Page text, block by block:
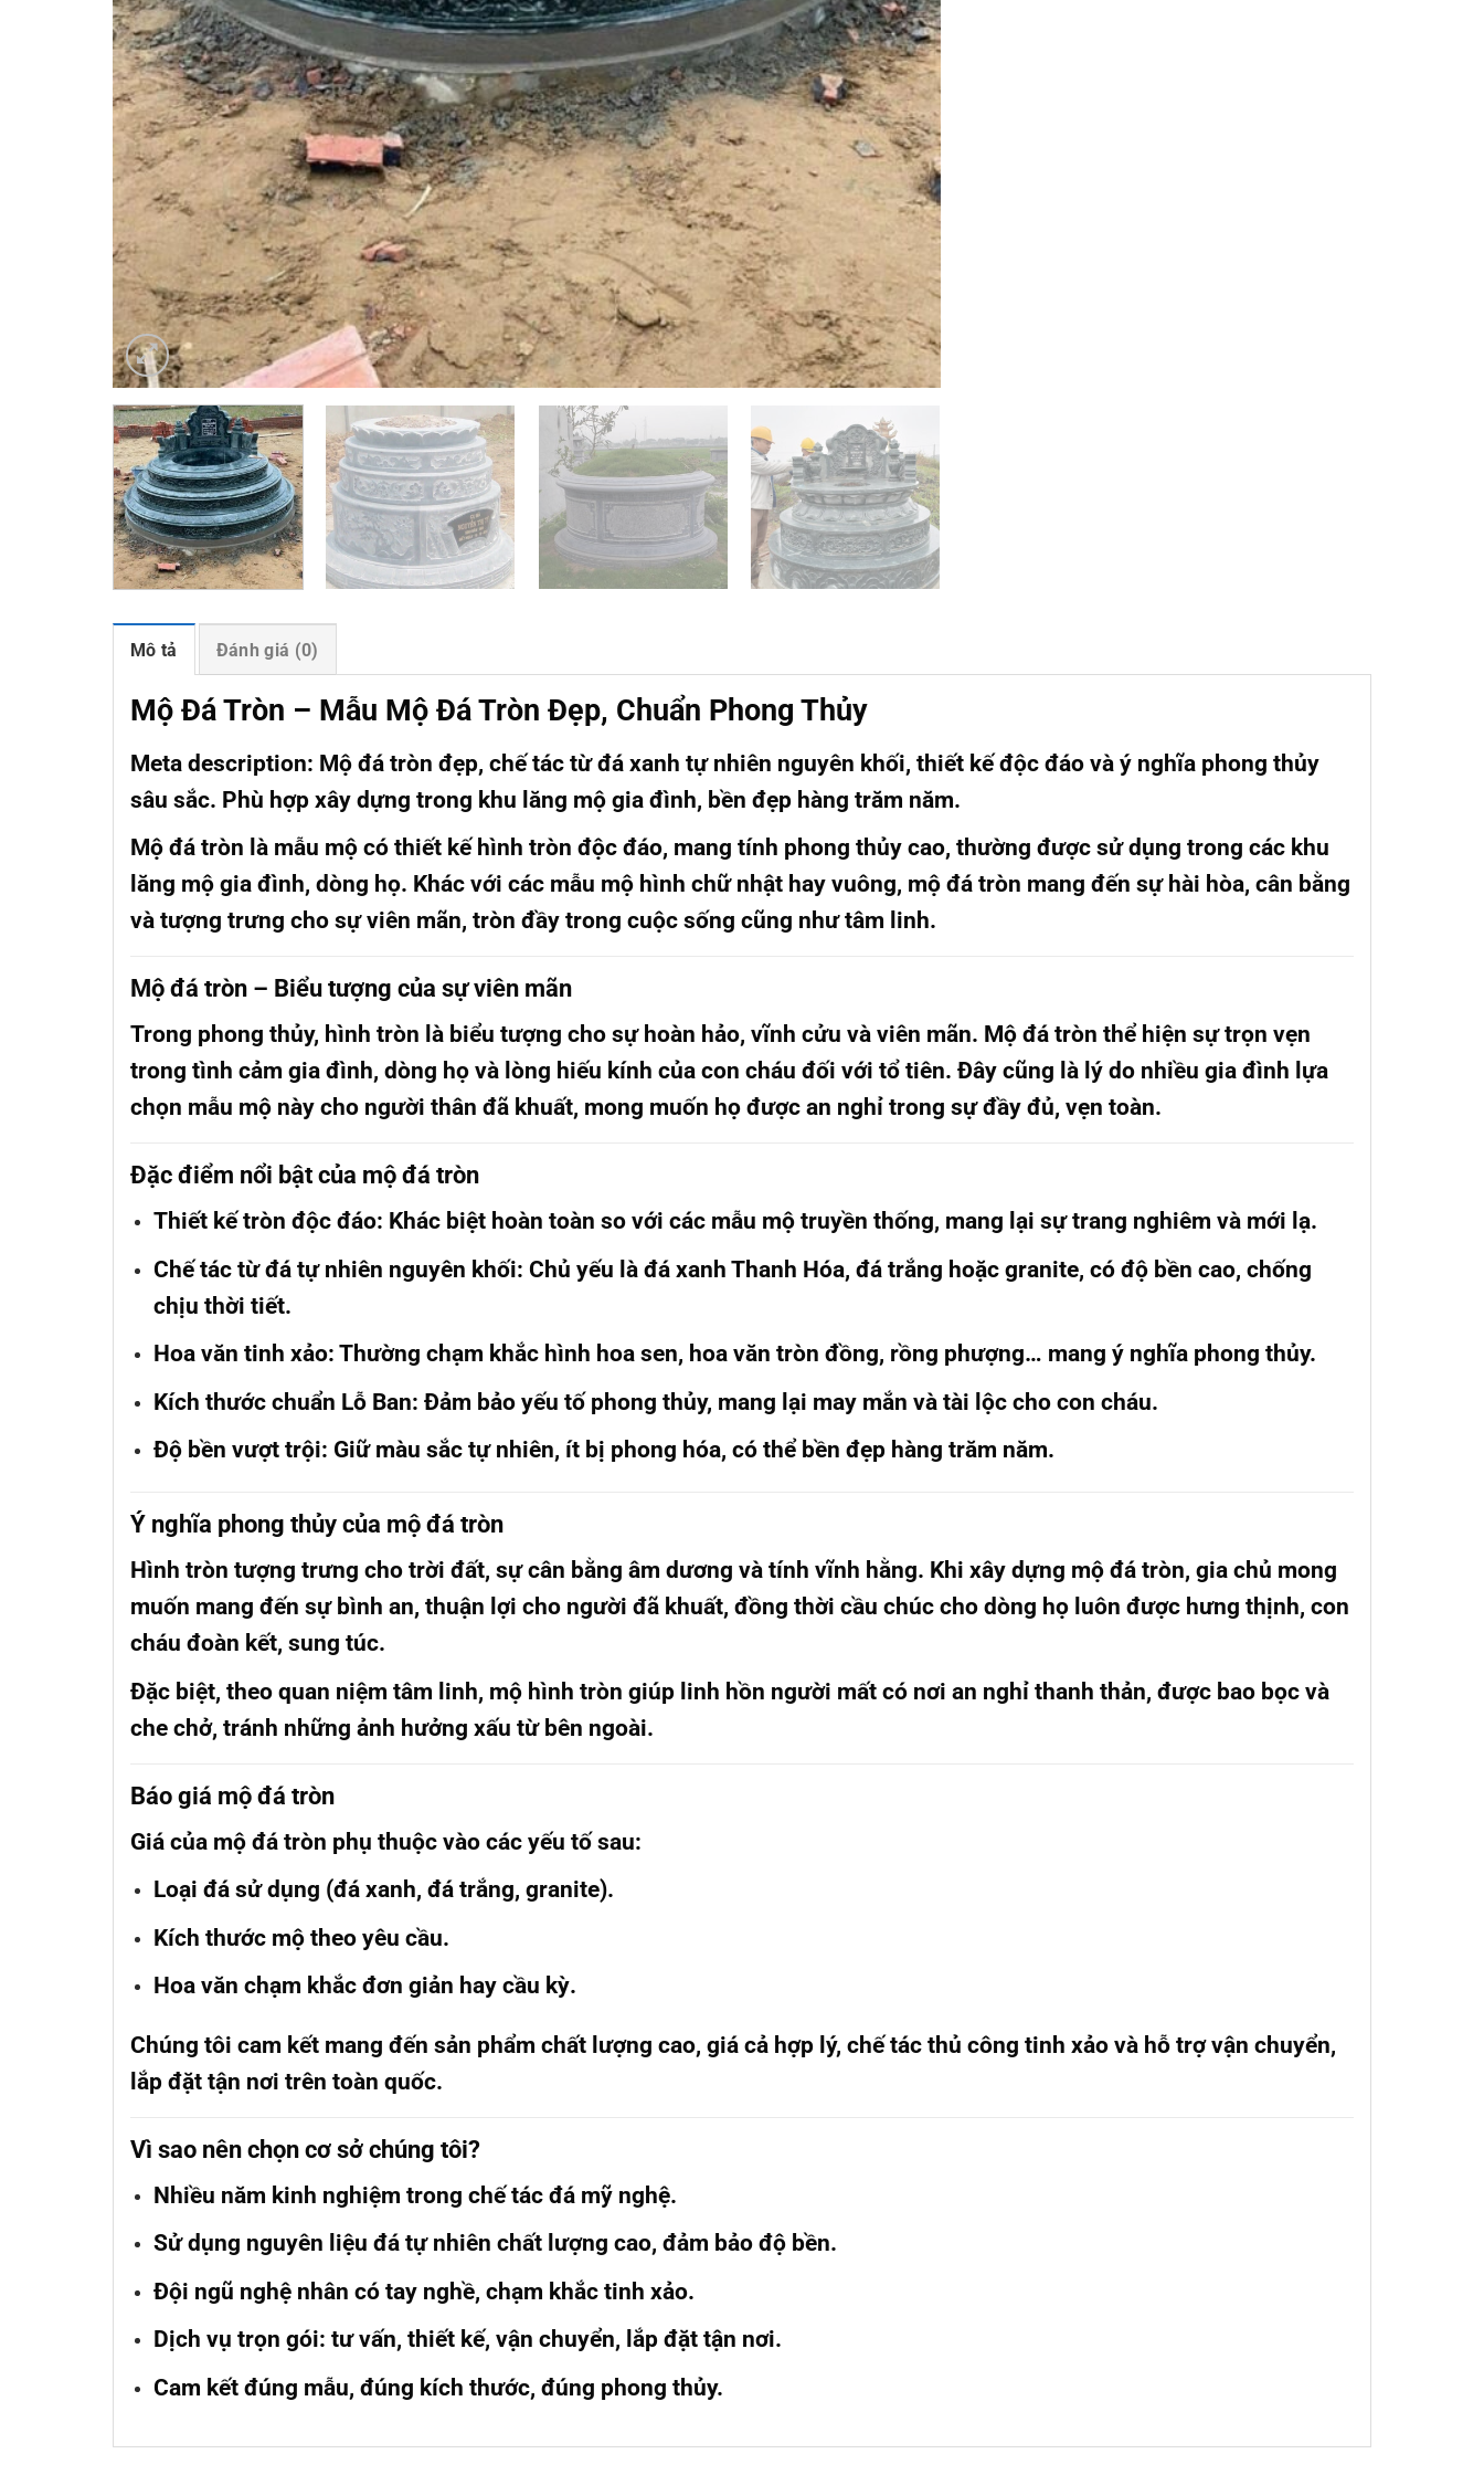
Mô tả Đánh giá (0)
Mộ Đá Tròn – Mẫu Mộ Đá Tròn Đẹp, Chuẩn Phong Thủy
Meta description: Mộ đá tròn đẹp, chế tác từ đá xanh tự nhiên nguyên khối, thiết kế độc đáo và ý nghĩa phong thủy
sâu sắc. Phù hợp xây dựng trong khu lăng mộ gia đình, bền đẹp hàng trăm năm.
Mộ đá tròn là mẫu mộ có thiết kế hình tròn độc đáo, mang tính phong thủy cao, thường được sử dụng trong các khu
lăng mộ gia đình, dòng họ. Khác với các mẫu mộ hình chữ nhật hay vuông, mộ đá tròn mang đến sự hài hòa, cân bằng
và tượng trưng cho sự viên mãn, tròn đầy trong cuộc sống cũng như tâm linh.
Mộ đá tròn – Biểu tượng của sự viên mãn
Trong phong thủy, hình tròn là biểu tượng cho sự hoàn hảo, vĩnh cửu và viên mãn. Mộ đá tròn thể hiện sự trọn vẹn
trong tình cảm gia đình, dòng họ và lòng hiếu kính của con cháu đối với tổ tiên. Đây cũng là lý do nhiều gia đình lựa
chọn mẫu mộ này cho người thân đã khuất, mong muốn họ được an nghỉ trong sự đầy đủ, vẹn toàn.
Đặc điểm nổi bật của mộ đá tròn
Thiết kế tròn độc đáo: Khác biệt hoàn toàn so với các mẫu mộ truyền thống, mang lại sự trang nghiêm và mới lạ.
Chế tác từ đá tự nhiên nguyên khối: Chủ yếu là đá xanh Thanh Hóa, đá trắng hoặc granite, có độ bền cao, chống
chịu thời tiết.
Hoa văn tinh xảo: Thường chạm khắc hình hoa sen, hoa văn tròn đồng, rồng phượng… mang ý nghĩa phong thủy.
Kích thước chuẩn Lỗ Ban: Đảm bảo yếu tố phong thủy, mang lại may mắn và tài lộc cho con cháu.
Độ bền vượt trội: Giữ màu sắc tự nhiên, ít bị phong hóa, có thể bền đẹp hàng trăm năm.
Ý nghĩa phong thủy của mộ đá tròn
Hình tròn tượng trưng cho trời đất, sự cân bằng âm dương và tính vĩnh hằng. Khi xây dựng mộ đá tròn, gia chủ mong
muốn mang đến sự bình an, thuận lợi cho người đã khuất, đồng thời cầu chúc cho dòng họ luôn được hưng thịnh, con
cháu đoàn kết, sung túc.
Đặc biệt, theo quan niệm tâm linh, mộ hình tròn giúp linh hồn người mất có nơi an nghỉ thanh thản, được bao bọc và
che chở, tránh những ảnh hưởng xấu từ bên ngoài.
Báo giá mộ đá tròn
Giá của mộ đá tròn phụ thuộc vào các yếu tố sau:
Loại đá sử dụng (đá xanh, đá trắng, granite).
Kích thước mộ theo yêu cầu.
Hoa văn chạm khắc đơn giản hay cầu kỳ.
Chúng tôi cam kết mang đến sản phẩm chất lượng cao, giá cả hợp lý, chế tác thủ công tinh xảo và hỗ trợ vận chuyển,
lắp đặt tận nơi trên toàn quốc.
Vì sao nên chọn cơ sở chúng tôi?
Nhiều năm kinh nghiệm trong chế tác đá mỹ nghệ.
Sử dụng nguyên liệu đá tự nhiên chất lượng cao, đảm bảo độ bền.
Đội ngũ nghệ nhân có tay nghề, chạm khắc tinh xảo.
Dịch vụ trọn gói: tư vấn, thiết kế, vận chuyển, lắp đặt tận nơi.
Cam kết đúng mẫu, đúng kích thước, đúng phong thủy.